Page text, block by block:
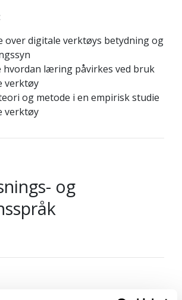
over digitale verktøys betydning og
hvordan læring påvirkes ved bruk
verktøy
og metode i en empirisk studie
verktøy
og